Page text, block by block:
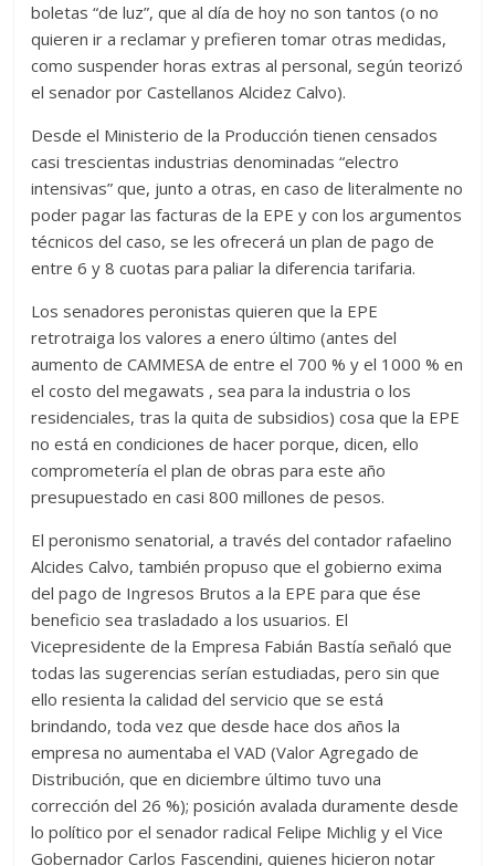
boletas “de luz”, que al día de hoy no son tantos (o no
quieren ir a reclamar y prefieren tomar otras medidas,
como suspender horas extras al personal, según teorizó
el senador por Castellanos Alcidez Calvo).
Desde el Ministerio de la Producción tienen censados
casi trescientas industrias denominadas “electro
intensivas” que, junto a otras, en caso de literalmente no
poder pagar las facturas de la EPE y con los argumentos
técnicos del caso, se les ofrecerá un plan de pago de
entre 6 y 8 cuotas para paliar la diferencia tarifaria.
Los senadores peronistas quieren que la EPE
retrotraiga los valores a enero último (antes del
aumento de CAMMESA de entre el 700 % y el 1000 % en
el costo del megawats , sea para la industria o los
residenciales, tras la quita de subsidios) cosa que la EPE
no está en condiciones de hacer porque, dicen, ello
comprometería el plan de obras para este año
presupuestado en casi 800 millones de pesos.
El peronismo senatorial, a través del contador rafaelino
Alcides Calvo, también propuso que el gobierno exima
del pago de Ingresos Brutos a la EPE para que ése
beneficio sea trasladado a los usuarios. El
Vicepresidente de la Empresa Fabián Bastía señaló que
todas las sugerencias serían estudiadas, pero sin que
ello resienta la calidad del servicio que se está
brindando, toda vez que desde hace dos años la
empresa no aumentaba el VAD (Valor Agregado de
Distribución, que en diciembre último tuvo una
corrección del 26 %); posición avalada duramente desde
lo político por el senador radical Felipe Michlig y el Vice
Gobernador Carlos Fascendini, quienes hicieron notar